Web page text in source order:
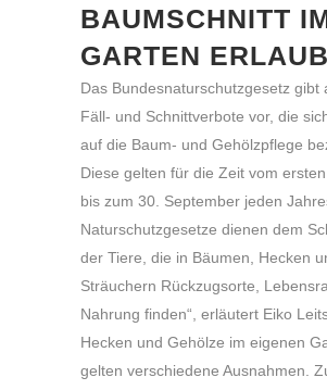
BAUMSCHNITT
GARTEN
Das Bundesnaturschutzgesetz gibt
Fäll- und Schnittverbote vor, die
auf die Baum- und Gehölzpflege
Diese gelten für die Zeit vom
bis zum 30. September jeden
Naturschutzgesetze dienen dem
der Tiere, die in Bäumen, Hecken
Sträuchern Rückzugsorte,
Nahrung finden“, erläutert Eiko
Hecken und Gehölze im eigenen
gelten verschiedene Ausnahmen.